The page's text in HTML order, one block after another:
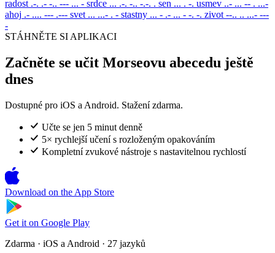
radost .-. .- -.. --- ... - srdce ... .-. -.. -.-. . sen ... . -. usmev ..- ... -- . ...-
ahoj .- .... --- .--- svet ... ...- . - stastny ... - .- ... - -. -. zivot --.. .. ...- ---
-
STÁHNĚTE SI APLIKACI
Začněte se učit Morseovu abecedu ještě
dnes
Dostupné pro iOS a Android. Stažení zdarma.
Učte se jen 5 minut denně
5× rychlejší učení s rozloženým opakováním
Kompletní zvukové nástroje s nastavitelnou rychlostí
Download on the App Store
Get it on Google Play
Zdarma · iOS a Android · 27 jazyků